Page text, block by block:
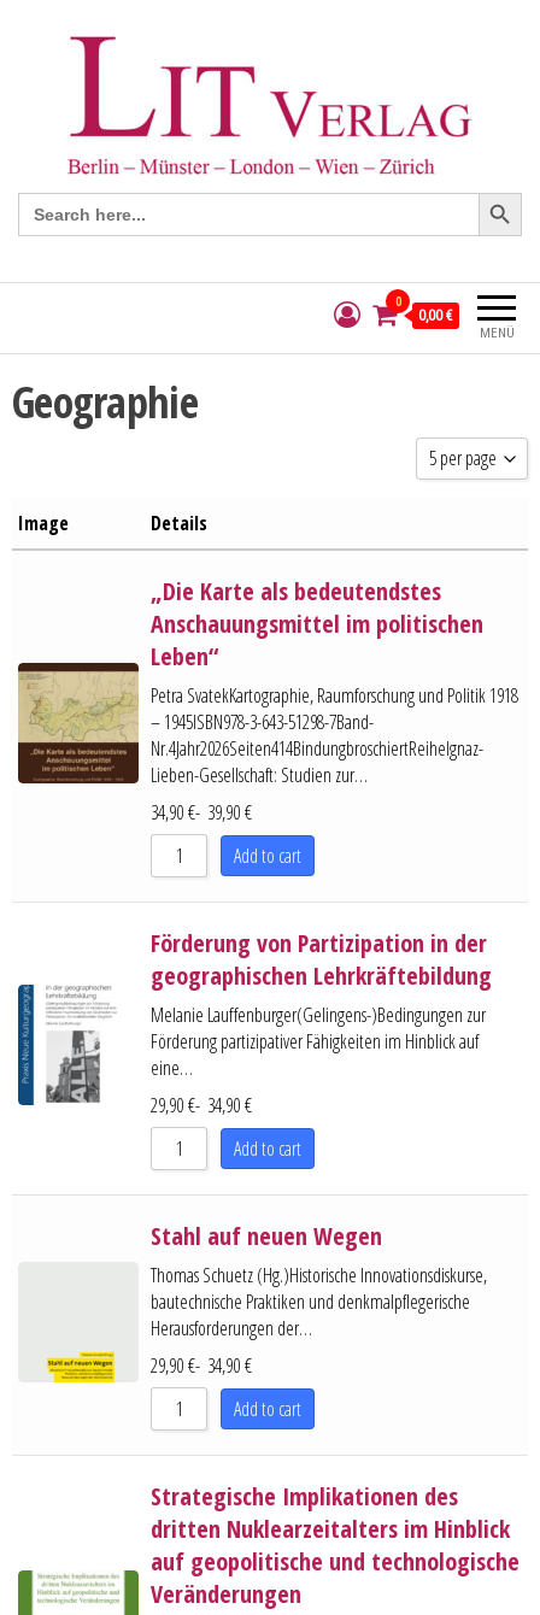
Search
for:
Search Button
MENÜ
0
0,00 €
Geographie
5 per page
10 pro Seite
20 pro Seite
30 pro Seite
Image Details
„Die Karte als bedeutendstes
Anschauungsmittel im politischen
Leben“
Petra SvatekKartographie, Raumforschung und Politik 1918
– 1945ISBN978-3-643-51298-7Band-
Nr.4Jahr2026Seiten414BindungbroschiertReiheIgnaz-
Lieben-Gesellschaft: Studien zur…
34,90€- 39,90€
Add to cart
Förderung von Partizipation in der
geographischen Lehrkräftebildung
Melanie Lauffenburger(Gelingens-)Bedingungen zur
Förderung partizipativer Fähigkeiten im Hinblick auf
eine…
29,90€- 34,90€
Add to cart
Stahl auf neuen Wegen
Thomas Schuetz (Hg.)Historische Innovationsdiskurse,
bautechnische Praktiken und denkmalpflegerische
Herausforderungen der…
29,90€- 34,90€
Add to cart
Strategische Implikationen des
dritten Nuklearzeitalters im Hinblick
auf geopolitische und technologische
Veränderungen